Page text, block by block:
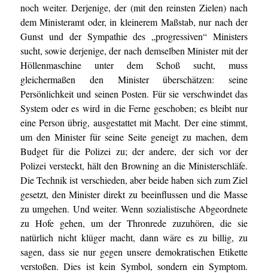
noch weiter. Derjenige, der (mit den reinsten Zielen) nach
dem Ministeramt oder, in kleinerem Maßstab, nur nach der
Gunst und der Sympathie des „progressiven“ Ministers
sucht, sowie derjenige, der nach demselben Minister mit der
Höllenmaschine unter dem Schoß sucht, muss
gleichermaßen den Minister überschätzen: seine
Persönlichkeit und seinen Posten. Für sie verschwindet das
System oder es wird in die Ferne geschoben; es bleibt nur
eine Person übrig, ausgestattet mit Macht. Der eine stimmt,
um den Minister für seine Seite geneigt zu machen, dem
Budget für die Polizei zu; der andere, der sich vor der
Polizei versteckt, hält den Browning an die Ministerschläfe.
Die Technik ist verschieden, aber beide haben sich zum Ziel
gesetzt, den Minister direkt zu beeinflussen und die Masse
zu umgehen. Und weiter. Wenn sozialistische Abgeordnete
zu Hofe gehen, um der Thronrede zuzuhören, die sie
natürlich nicht klüger macht, dann wäre es zu billig, zu
sagen, dass sie nur gegen unsere demokratischen Etikette
verstoßen. Dies ist kein Symbol, sondern ein Symptom.